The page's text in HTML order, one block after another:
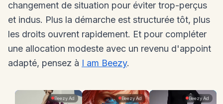
changement de situation pour éviter trop-perçus
et indus. Plus la démarche est structurée tôt, plus
les droits ouvrent rapidement. Et pour compléter
une allocation modeste avec un revenu d'appoint
adapté, pensez à I am Beezy.